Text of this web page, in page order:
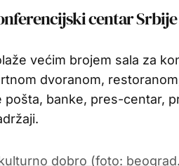
centar Srbije
većim brojem sala za
dvoranom,
pošta, banke, pres-centar,